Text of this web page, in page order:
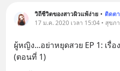
วิถีชีวิตของสาวผิวแพ้ง่าย • ติดต
17 ม.ค. 2020 เวลา 15:04 • สุขภ
ผู้หญิง...อย่าหยุดสวย EP 1: เรื่
(ตอนที่ 1)